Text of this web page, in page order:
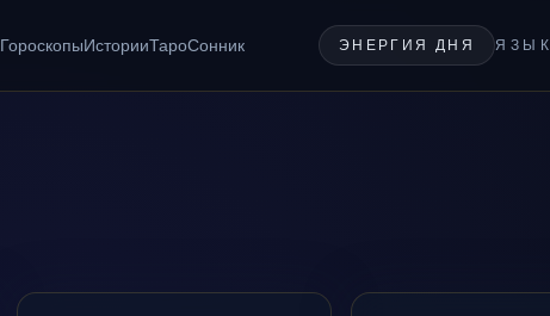
ГороскопыИсторииТароСонник ЭНЕРГИЯ ДНЯ ЯЗЫК